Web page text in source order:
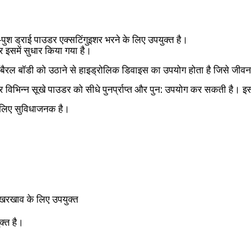
ड्राई पाउडर एक्सटिंगुइशर भरने के लिए उपयुक्त है।
सुधार किया गया है।
बॉडी को उठाने से हाइड्रोलिक डिवाइस का उपयोग होता है जिसे
सूखे पाउडर को सीधे पुनर्प्राप्त और पुन: उपयोग कर सकती है।
सुविधाजनक है।
के लिए उपयुक्त
है।